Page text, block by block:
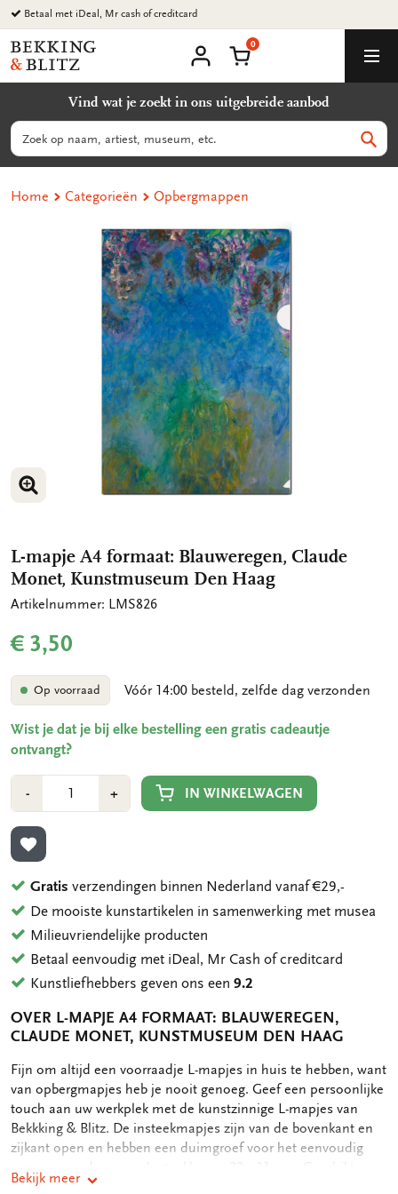
Ga
naar
content
Betaal met iDeal, Mr cash of creditcard
Bekking
&
B.V.
account
Winkelmand
0
Vind wat je zoekt in ons uitgebreide aanbod
Zoeken
Home Categorieën Opbergmappen
VERGROOT AFBEELDING
L-mapje A4 formaat: Blauweregen, Claude
Monet, Kunstmuseum Den Haag
Artikelnummer: LMS826
€ 3,50
Op voorraad Vóór 14:00 besteld, zelfde dag verzonden
Wist je dat je bij elke bestelling een gratis cadeautje
ontvangt?
-Min
1
+Plus
1
IN WINKELWAGEN
TOEVOEGEN AAN VERLANGLIJST
Gratis verzendingen binnen Nederland vanaf €29,-
De mooiste kunstartikelen in samenwerking met musea
Milieuvriendelijke producten
Betaal eenvoudig met iDeal, Mr Cash of creditcard
Kunstliefhebbers geven ons een9.2
OVER L-MAPJE A4 FORMAAT: BLAUWEREGEN,
CLAUDE MONET, KUNSTMUSEUM DEN HAAG
OMSCHRIJVING
Fijn om altijd een voorraadje L-mapjes in huis te hebben, want
van opbergmapjes heb je nooit genoeg. Geef een persoonlijke
touch aan uw werkplek met de kunstzinnige L-mapjes van
Bekkking & Blitz. De insteekmapjes zijn van de bovenkant en
zijkant open en hebben een duimgroef voor het eenvoudig
A4 formaat documenten - Full color print op zowel voor als
Bekijk meer